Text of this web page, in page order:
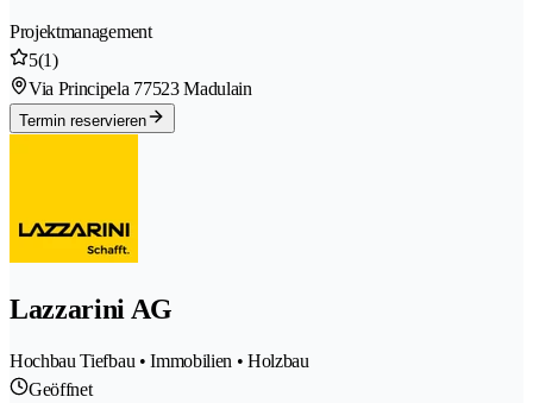
Projektmanagement
5(1)
Via Principela 77523 Madulain
Termin reservieren
Lazzarini AG
Hochbau Tiefbau • Immobilien • Holzbau
Geöffnet